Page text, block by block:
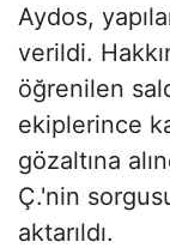
Aydos,
verildi.
öğrenilen
ekiplerince
gözaltına
Ç.'nin
aktarıldı.